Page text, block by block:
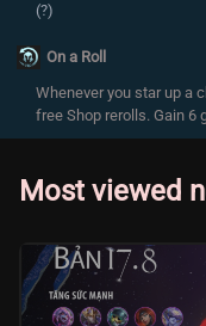
(?)
On a Roll
Whenever you star up a
free Shop rerolls. Gain 6
Most viewed